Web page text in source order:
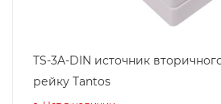
TS-3A-DIN источник
рейку Tantos